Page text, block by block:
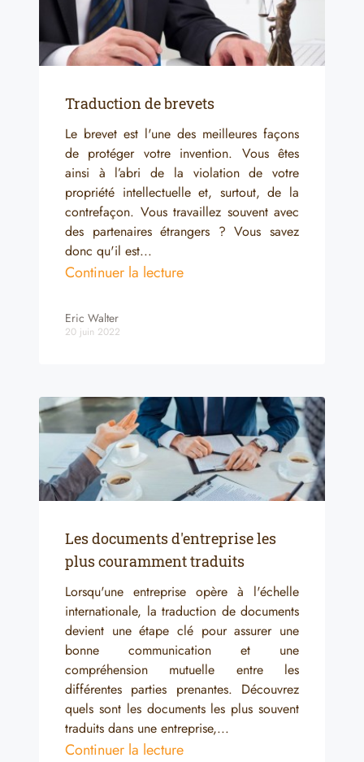
Traduction de brevets
Le brevet est l'une des meilleures façons
de protéger votre invention. Vous êtes
ainsi à l’abri de la violation de votre
propriété intellectuelle et, surtout, de la
contrefaçon. Vous travaillez souvent avec
des partenaires étrangers ? Vous savez
donc qu'il est...
Continuer la lecture
Eric Walter
20 juin 2022
Les documents d'entreprise les
plus couramment traduits
Lorsqu'une entreprise opère à l'échelle
internationale, la traduction de documents
devient une étape clé pour assurer une
bonne communication et une
compréhension mutuelle entre les
différentes parties prenantes. Découvrez
quels sont les documents les plus souvent
traduits dans une entreprise,...
Continuer la lecture